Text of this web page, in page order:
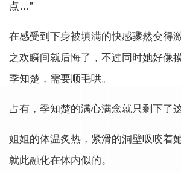
点…”
在感受到下身被填满的快感骤然变得
之欢瞬间就后悔了，不过同时她好像
季知楚，需要顺毛哄。
占有，季知楚的满心满念就只剩下了
姐姐的体温炙热，紧滑的洞壁吸咬着
就此融化在体内似的。